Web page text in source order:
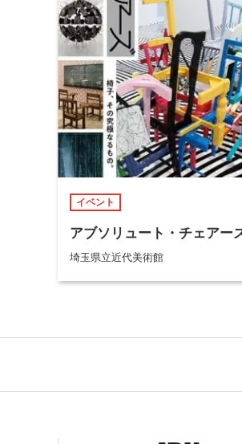
イベント
アブソリュート・チェアー
埼玉県立近代美術館